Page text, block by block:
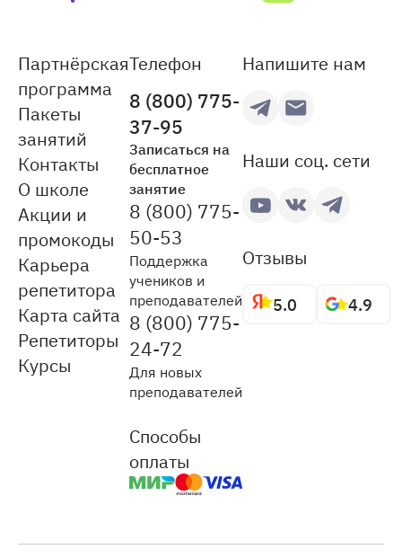
Партнёрская
программа
Пакеты
занятий
Контакты
О школе
Акции и
промокоды
Карьера
репетитора
Карта сайта
Репетиторы
Курсы
Телефон
8 (800) 775-
37-95
Записаться на
бесплатное
занятие
8 (800) 775-
50-53
Поддержка
учеников и
преподавателей
8 (800) 775-
24-72
Для новых
преподавателей
Способы
оплаты
Напишите нам
Наши соц. сети
Отзывы
5.0 4.9